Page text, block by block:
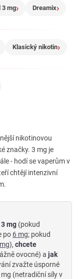
3 mg Dreamix
Klasický nikotin
nikotinovou
značky. 3 mg je
- hodí se vaperům v
chtějí intenzivní
mg (pokud
po 6 mg; pokud
), chcete
ovocné) a jak
zvažte úsporné
(netradiční síly v